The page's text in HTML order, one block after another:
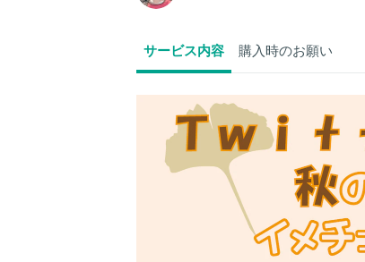
サービス内容 購入時のお願い